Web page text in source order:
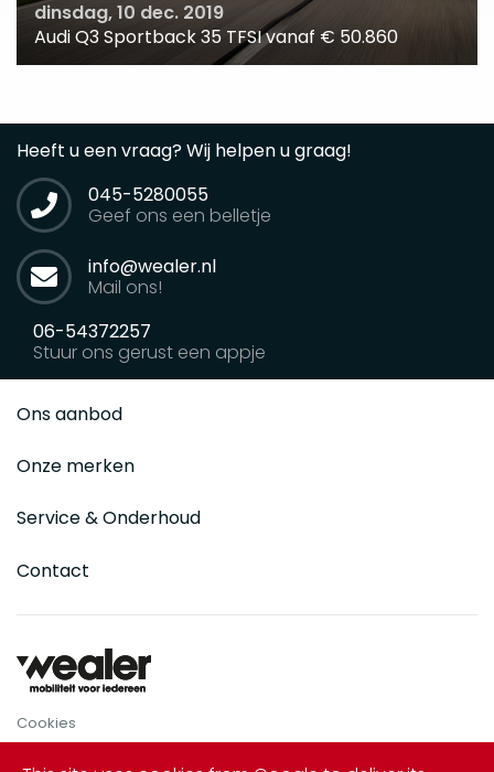
dinsdag, 10 dec. 2019
Audi Q3 Sportback 35 TFSI vanaf € 50.860
Heeft u een vraag? Wij helpen u graag!
045-5280055
Geef ons een belletje
info@wealer.nl
Mail ons!
06-54372257
Stuur ons gerust een appje
Ons aanbod
Onze merken
Service & Onderhoud
Contact
Cookies